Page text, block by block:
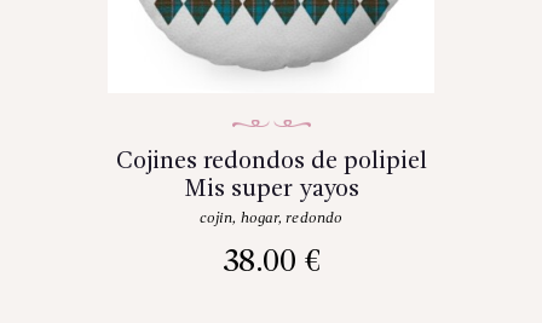
Cojines redondos de polipiel
Mis super yayos
cojin, hogar,redondo
38.00 €